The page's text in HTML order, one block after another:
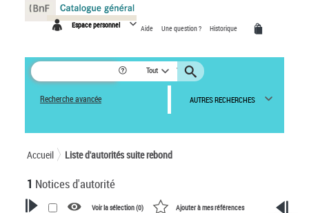
Espace personnel Aide Une question ? Historique
Tout
Recherche avancée AUTRES RECHERCHES
Accueil Liste d'autorités suite rebond
1 Notices d'autorité
Voir la sélection (0) Ajouter à mes références
Panneau de gestion des cookies